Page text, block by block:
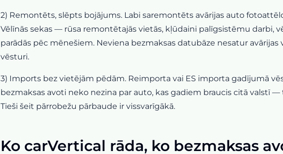
2) Remontēts, slēpts bojājums. Labi saremontēts avārijas auto
Vēlīnās sekas — rūsa remontētajās vietās, kļūdaini palīgsistēmu darbi,
parādās pēc mēnešiem. Neviena bezmaksas datubāze nesatur avārijas
vēsturi.
3) Imports bez vietējām pēdām. Reimporta vai ES importa gadījumā
bezmaksas avoti neko nezina par auto, kas gadiem braucis citā valstī —
Tieši šeit pārrobežu pārbaude ir vissvarīgākā.
Ko carVertical rāda, ko bezmaksas